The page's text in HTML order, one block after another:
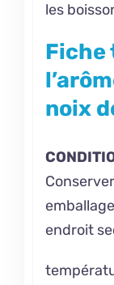
les
Fiche
noix
Conserver
endroit